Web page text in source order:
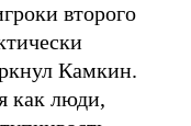
второго
Камкин.
как люди,